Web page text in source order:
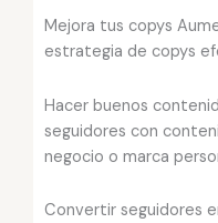
Mejora tus copys
estrategia de copys
Hacer buenos
seguidores con
negocio o marca
Convertir seguidores